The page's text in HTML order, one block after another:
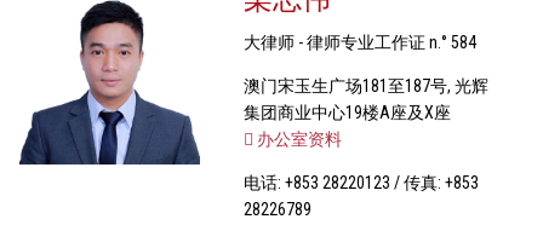
大律师 - 律师专业工作证 n.° 584
澳门宋玉生广场181至187号, 光辉
集团商业中心19楼A座及X座
办公室资料
电话: +853 28220123 / 传真: +853
28226789